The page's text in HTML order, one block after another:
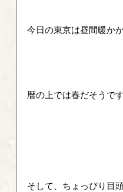
今日の東京は昼間暖か
暦の上では春だそうで
そして、ちょっぴり目